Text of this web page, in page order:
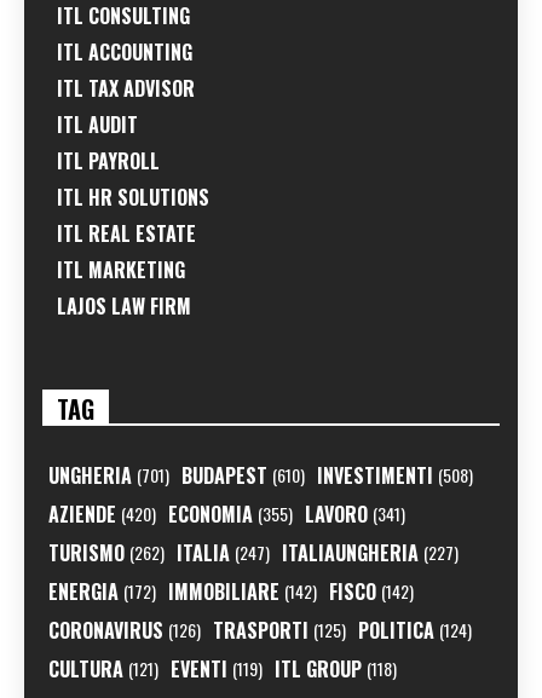
ITL CONSULTING
ITL ACCOUNTING
ITL TAX ADVISOR
ITL AUDIT
ITL PAYROLL
ITL HR SOLUTIONS
ITL REAL ESTATE
ITL MARKETING
LAJOS LAW FIRM
TAG
UNGHERIA (701) BUDAPEST (610) INVESTIMENTI (508)
AZIENDE (420) ECONOMIA (355) LAVORO (341)
TURISMO (262) ITALIA (247) ITALIAUNGHERIA (227)
ENERGIA (172) IMMOBILIARE (142) FISCO (142)
CORONAVIRUS (126) TRASPORTI (125) POLITICA (124)
CULTURA (121) EVENTI (119) ITL GROUP (118)